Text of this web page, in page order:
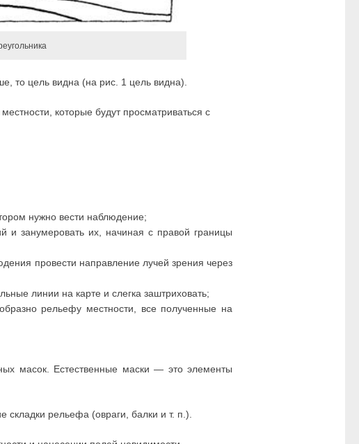
то цель видна (на рис. 1 цель видна).
которые будут просматриваться с
нужно вести наблюдение;
и занумеровать их, начиная с правой границы
провести направление лучей зрения через
линии на карте и слегка заштриховать;
рельефу местности, все полученные на
масок. Естественные маски — это элементы
складки рельефа (овраги, балки и т. п.).